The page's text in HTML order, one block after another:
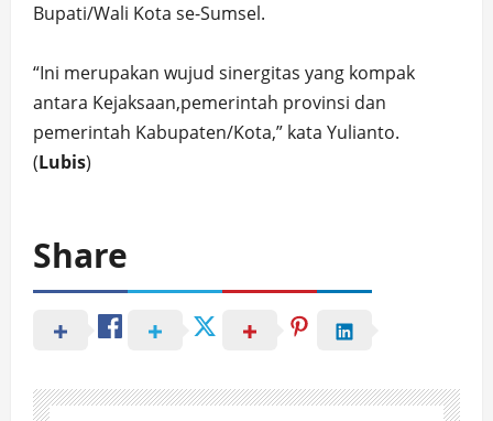
Bupati/Wali Kota se-Sumsel.
“Ini merupakan wujud sinergitas yang kompak
antara Kejaksaan,pemerintah provinsi dan
pemerintah Kabupaten/Kota,” kata Yulianto.
(Lubis)
Share